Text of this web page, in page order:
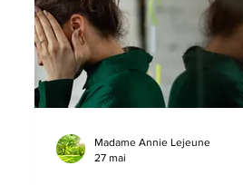
Madame Annie Lejeune
27 mai